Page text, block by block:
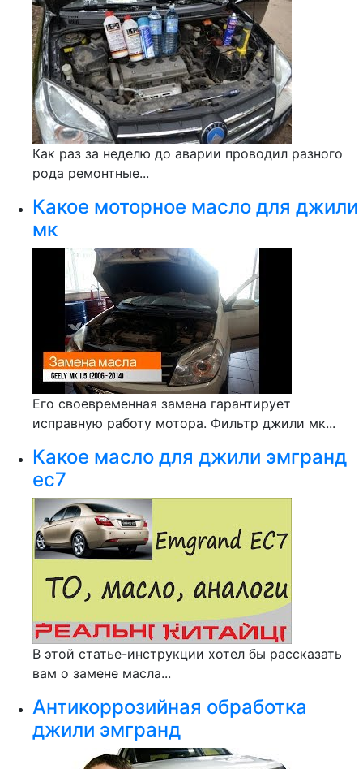
Как раз за неделю до аварии проводил разного
рода ремонтные...
Какое моторное масло для джили
мк
Его своевременная замена гарантирует
исправную работу мотора. Фильтр джили мк...
Какое масло для джили эмгранд
ес7
В этой статье-инструкции хотел бы рассказать
вам о замене масла...
Антикоррозийная обработка
джили эмгранд